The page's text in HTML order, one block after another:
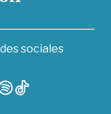
sociales